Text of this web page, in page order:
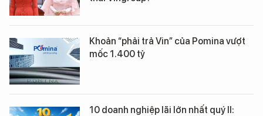
Khoản “phải trả Vin” của Pomina vượt
mốc 1.400 tỷ
10 doanh nghiệp lãi lớn nhất quý II: